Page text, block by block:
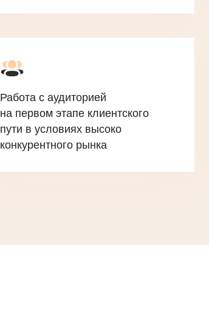
Работа с аудиторией
на первом этапе клиентского
пути в условиях высоко
конкурентного рынка